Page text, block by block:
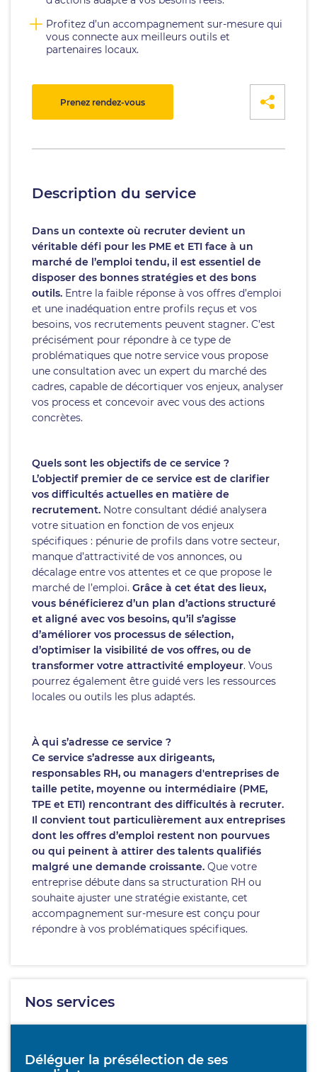
Profitez d’un accompagnement sur-mesure qui
vous connecte aux meilleurs outils et
partenaires locaux.
Prenez rendez-vous
Description du service
Dans un contexte où recruter devient un
véritable défi pour les PME et ETI face à un
marché de l’emploi tendu, il est essentiel de
disposer des bonnes stratégies et des bons
outils. Entre la faible réponse à vos offres d’emploi
et une inadéquation entre profils reçus et vos
besoins, vos recrutements peuvent stagner. C’est
précisément pour répondre à ce type de
problématiques que notre service vous propose
une consultation avec un expert du marché des
cadres, capable de décortiquer vos enjeux, analyser
vos process et concevoir avec vous des actions
concrètes.
Quels sont les objectifs de ce service ?
L’objectif premier de ce service est de clarifier
vos difficultés actuelles en matière de
recrutement. Notre consultant dédié analysera
votre situation en fonction de vos enjeux
spécifiques : pénurie de profils dans votre secteur,
manque d’attractivité de vos annonces, ou
décalage entre vos attentes et ce que propose le
marché de l’emploi. Grâce à cet état des lieux,
vous bénéficierez d’un plan d’actions structuré
et aligné avec vos besoins, qu’il s’agisse
d’améliorer vos processus de sélection,
d’optimiser la visibilité de vos offres, ou de
transformer votre attractivité employeur. Vous
pourrez également être guidé vers les ressources
locales ou outils les plus adaptés.
À qui s’adresse ce service ?
Ce service s’adresse aux dirigeants,
responsables RH, ou managers d'entreprises de
taille petite, moyenne ou intermédiaire (PME,
TPE et ETI) rencontrant des difficultés à recruter.
Il convient tout particulièrement aux entreprises
dont les offres d’emploi restent non pourvues
ou qui peinent à attirer des talents qualifiés
malgré une demande croissante. Que votre
entreprise débute dans sa structuration RH ou
souhaite ajuster une stratégie existante, cet
accompagnement sur-mesure est conçu pour
répondre à vos problématiques spécifiques.
Nos services
Déléguer la présélection de ses